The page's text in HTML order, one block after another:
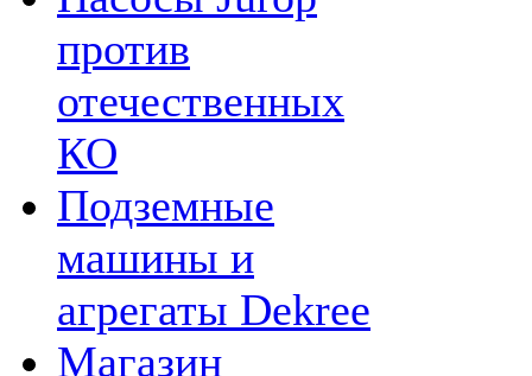
против
отечественных
КО
Подземные
машины и
агрегаты Dekree
Магазин